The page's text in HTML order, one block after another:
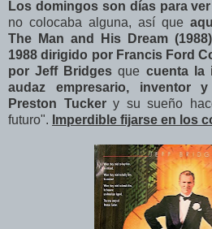
Los domingos son días para
no colocaba alguna, así que
The Man and His Dream (1988)
1988 dirigido por Francis Ford
por Jeff Bridges que cuenta la
audaz empresario, inventor
Preston Tuckery su sueño
futuro". Imperdible fijarse en los